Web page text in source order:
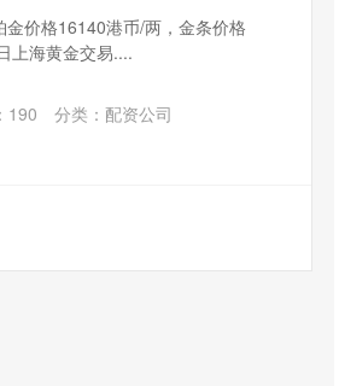
价格16140港币/两，金条价格
上海黄金交易....
190 分类： 配资公司